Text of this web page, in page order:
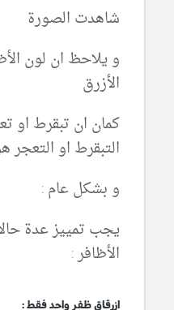
شاهدت الصورة
و يلاحظ ان لون
الأزرق
كمان ان تبقرط او
التبقرط او
و بشكل عام :
يجب تمييز عدة
الأظافر :
ازرقاق ظفر واحد فقط :